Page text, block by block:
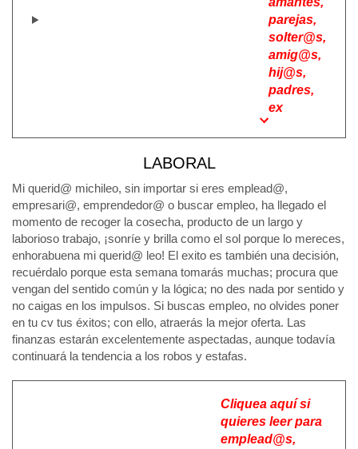
parejas,
solter@s,
amig@s,
hij@s,
padres,
ex
LABORAL
Mi querid@ michileo, sin importar si eres emplead@,
empresari@, emprendedor@ o buscar empleo, ha llegado el
momento de recoger la cosecha, producto de un largo y
laborioso trabajo, ¡sonríe y brilla como el sol porque lo mereces,
enhorabuena mi querid@ leo! El exito es también una decisión,
recuérdalo porque esta semana tomarás muchas; procura que
vengan del sentido común y la lógica; no des nada por sentido y
no caigas en los impulsos. Si buscas empleo, no olvides poner
en tu cv tus éxitos; con ello, atraerás la mejor oferta. Las
finanzas estarán excelentemente aspectadas, aunque todavía
continuará la tendencia a los robos y estafas.
Cliquea aquí si
quieres leer para
emplead@s,